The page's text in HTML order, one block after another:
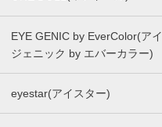
EYE GENIC by EverColor(アイ
ジェニック by エバーカラー)
eyestar(アイスター)